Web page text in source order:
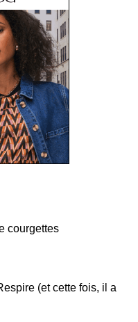
courgettes
(et cette fois, il a